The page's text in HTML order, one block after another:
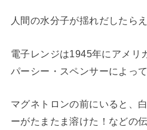
人間の水分子が揺れだしたら
電子レンジは1945年にアメリ
パーシー・スペンサーによっ
マグネトロンの前にいると、
ーがたまたま溶けた！などの